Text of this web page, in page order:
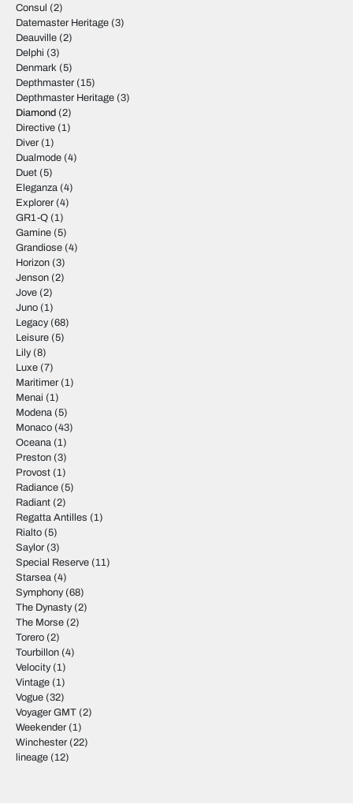
Consul (2)
Datemaster Heritage (3)
Deauville (2)
Delphi (3)
Denmark (5)
Depthmaster (15)
Depthmaster Heritage (3)
Diamond (2)
Directive (1)
Diver (1)
Dualmode (4)
Duet (5)
Eleganza (4)
Explorer (4)
GR1-Q (1)
Gamine (5)
Grandiose (4)
Horizon (3)
Jenson (2)
Jove (2)
Juno (1)
Legacy(68)
Leisure (5)
Lily(8)
Luxe (7)
Maritimer (1)
Menai (1)
Modena (5)
Monaco (43)
Oceana (1)
Preston (3)
Provost (1)
Radiance (5)
Radiant (2)
Regatta Antilles (1)
Rialto (5)
Saylor (3)
Special Reserve (11)
Starsea (4)
Symphony(68)
The Dynasty(2)
The Morse (2)
Torero (2)
Tourbillon (4)
Velocity(1)
Vintage (1)
Vogue (32)
Voyager GMT (2)
Weekender (1)
Winchester (22)
lineage (12)